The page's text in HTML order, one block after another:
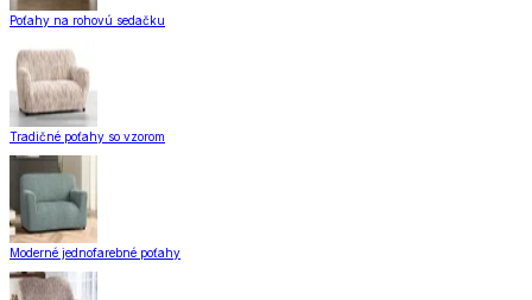
Poťahy na rohovú sedačku
Tradičné poťahy so vzorom
Moderné jednofarebné poťahy